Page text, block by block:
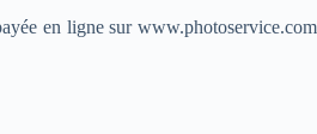
en ligne sur www.photoservice.com